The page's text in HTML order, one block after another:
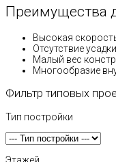
Преимущества
Высокая
Отсутствие
Малый вес
Многообразие
Фильтр типовых
Тип постройки
Этажей